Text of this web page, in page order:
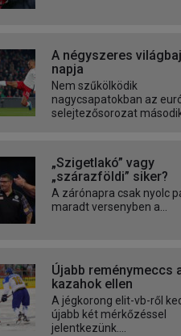
A négyszeres
napja
Nem szűkölködik
nagycsapatokban az
selejtezősorozat második
„Szigetlakó” vagy
„szárazföldi” siker?
A zárónapra csak nyolc
maradt versenyben a...
Újabb reménymeccs
kazahok ellen
A jégkorong elit-vb-ről
újabb két mérkőzéssel
jelentkezünk....